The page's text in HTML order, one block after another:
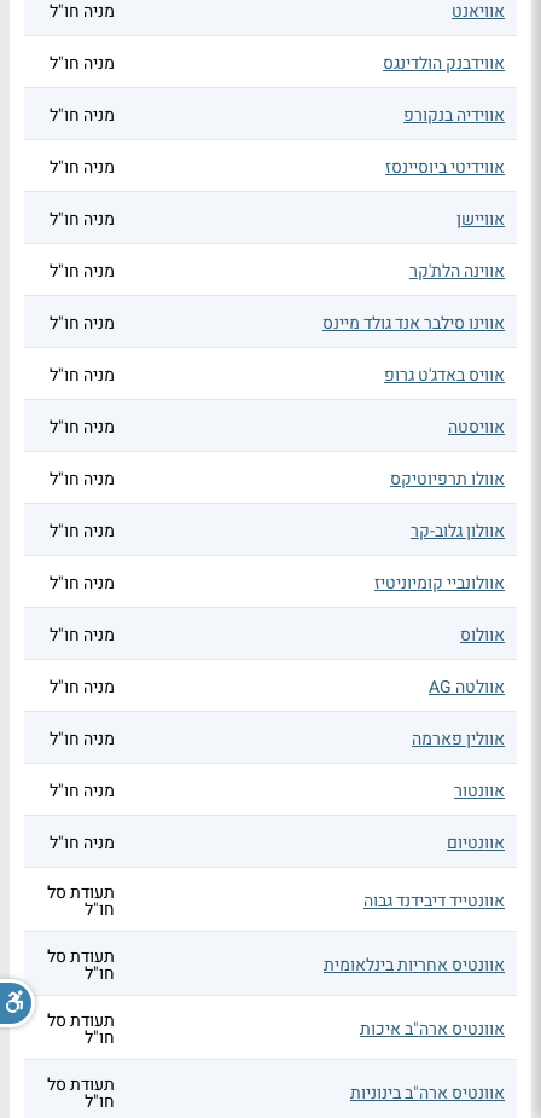
אוויאנט מניה חו"ל
אווידבנק הולדינגס מניה חו"ל
אווידיה בנקורפ מניה חו"ל
אווידיטי ביוסיינסז מניה חו"ל
אוויישן מניה חו"ל
אווינה הלת'קר מניה חו"ל
אווינו סילבר אנד גולד מיינס מניה חו"ל
אוויס באדג'ט גרופ מניה חו"ל
אוויסטה מניה חו"ל
אוולו תרפיוטיקס מניה חו"ל
אוולון גלוב-קר מניה חו"ל
אוולונביי קומיוניטיז מניה חו"ל
אוולוס מניה חו"ל
אוולטה AG מניה חו"ל
אוולין פארמה מניה חו"ל
אוונטור מניה חו"ל
אוונטיום מניה חו"ל
אוונטייד דיבידנד גבוה תעודת סל
חו"ל
אוונטיס אחריות בינלאומית תעודת סל
חו"ל
אוונטיס ארה"ב איכות תעודת סל
חו"ל
אוונטיס ארה"ב בינוניות תעודת סל
חו"ל